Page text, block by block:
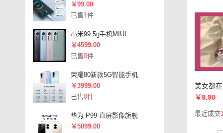
￥99.00
已售1件
小米99 5g手机MIUI
￥4599.00
已售0件
荣耀80新款5G智能手机
￥3999.00
已售0件
华为 P99 直屏影像旗舰
￥5099.00
美女都
￥9.90
最近成交